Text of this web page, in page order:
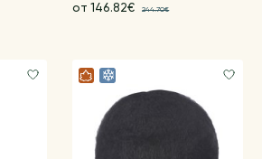
от 146.82€ 244.70€